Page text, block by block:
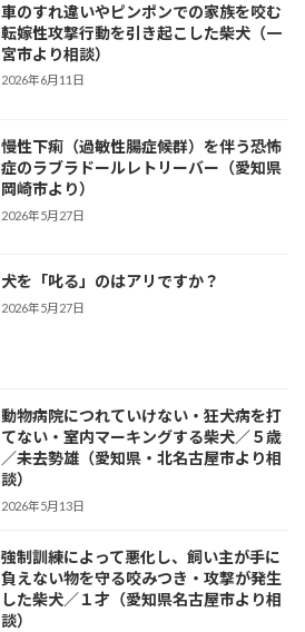
車のすれ違いやピンポンでの家族を咬む
転嫁性攻撃行動を引き起こした柴犬（一
宮市より相談）
2026年6月11日
慢性下痢（過敏性腸症候群）を伴う恐怖
症のラブラドールレトリーバー（愛知県
岡崎市より）
2026年5月27日
犬を「叱る」のはアリですか？
2026年5月27日
動物病院につれていけない・狂犬病を打
てない・室内マーキングする柴犬／５歳
／未去勢雄（愛知県・北名古屋市より相
談）
2026年5月13日
強制訓練によって悪化し、飼い主が手に
負えない物を守る咬みつき・攻撃が発生
した柴犬／１才（愛知県名古屋市より相
談）